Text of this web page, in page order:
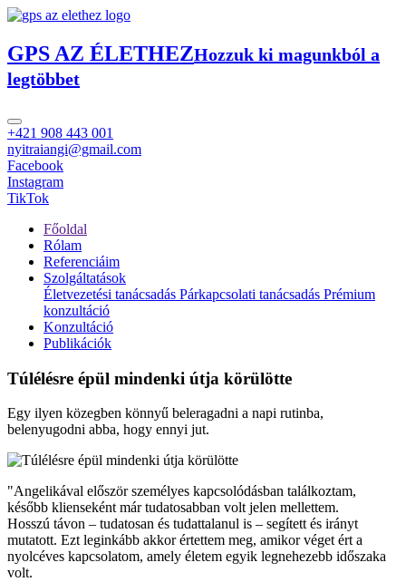
GPS AZ ÉLETHEZHozzuk ki magunkból a
legtöbbet
+421 908 443 001
nyitraiangi@gmail.com
Facebook
Instagram
TikTok
Főoldal
Rólam
Referenciáim
Szolgáltatások
Életvezetési tanácsadás Párkapcsolati tanácsadás Prémium
konzultáció
Konzultáció
Publikációk
Túlélésre épül mindenki útja körülötte
Egy ilyen közegben könnyű beleragadni a napi rutinba,
belenyugodni abba, hogy ennyi jut.
"Angelikával először személyes kapcsolódásban találkoztam,
később klienseként már tudatosabban volt jelen mellettem.
Hosszú távon – tudatosan és tudattalanul is – segített és irányt
mutatott. Ezt leginkább akkor értettem meg, amikor véget ért a
nyolcéves kapcsolatom, amely életem egyik legnehezebb időszaka
volt.